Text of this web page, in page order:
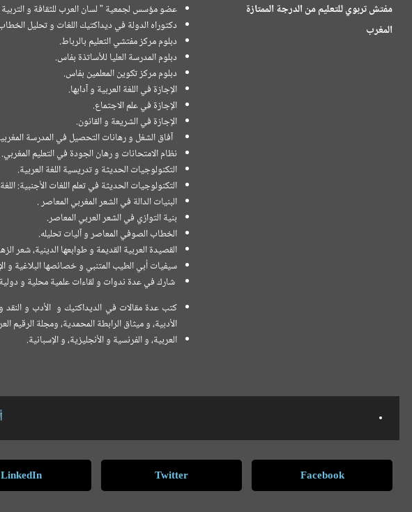
مفتش تربوي للتعليم من الدرجة الممتازة
المغرب
عضو مؤسس لجمعية ” لسان العرب للثقافة و
دكتوراه الدولة في ديداكتيك اللغات و تحليل
دبلوم مركز مفتشي التعليم بالرباط.
دبلوم المدرسة العليا للأساتذة بفاس.
دبلوم مركز تكوين المعلمين بفاس.
الإجازة في اللغة العربية و آدابها.
الإجازة في علم الاجتماع.
الإجازة في الشريعة و القانون.
آفاق الشغل و رهانات التحصيل في المدرسة
نظام الامتحانات و رهان الجودة في التعليم المغربي.
التكنولوجيات الحديثة و تدريسية اللغة العربية.
التكنولوجيات الحديثة في تعلم اللغات الأجنبية:
البنيات الدالة في الشعر المغربي المعاصر .
بنية التوازي في الشعر العربي المعاصر.
الخطاب الصوفي المعاصر و آليات تحليله.
القصيدة العربية القديمة و طوابعها الدينية، شعر
سيفيات أبي الطيب المتنبي و خصائصها البلاغية و
شارك في عدة ندوات و لقاءات علمية محلية و دولية
كتب عدة مقالات في الديداكتيك و الأدب و النقد
الأدبية، و ميثاق الرابطة المحمدية، ومجلة الرقيم
العربية، و الفرنسية و الأنجليزية، و الإسبانية.
Facebook
Twitter
LinkedIn